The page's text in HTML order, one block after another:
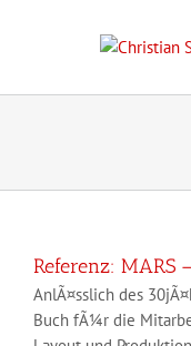
Referenz: MARS
AnlÃ¤sslich des
Buch fÃ¼r die